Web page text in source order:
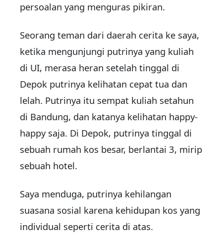
persoalan yang menguras pikiran.
Seorang teman dari daerah cerita ke saya,
ketika mengunjungi putrinya yang kuliah
di UI, merasa heran setelah tinggal di
Depok putrinya kelihatan cepat tua dan
lelah. Putrinya itu sempat kuliah setahun
di Bandung, dan katanya kelihatan happy-
happy saja. Di Depok, putrinya tinggal di
sebuah rumah kos besar, berlantai 3, mirip
sebuah hotel.
Saya menduga, putrinya kehilangan
suasana sosial karena kehidupan kos yang
individual seperti cerita di atas.